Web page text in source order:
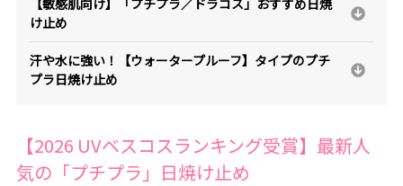
【敏感肌向け】「プチプラ／ドラコス」おすすめ日焼
け止め
汗や水に強い！【ウォータープルーフ】タイプのプチ
プラ日焼け止め
【2026 UVベスコスランキング受賞】最新人
気の「プチプラ」日焼け止め